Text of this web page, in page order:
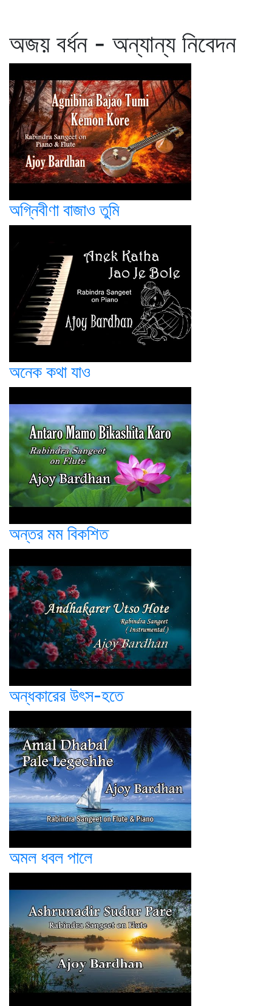
অজয় বর্ধন - অন্যান্য নিবেদন
অগ্নিবীণা বাজাও তুমি
অনেক কথা যাও
অন্তর মম বিকশিত
অন্ধকারের উৎস-হতে
অমল ধবল পালে